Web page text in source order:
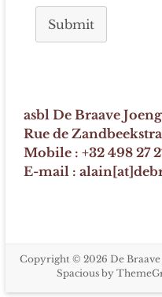
Submit
asbl De Braave
Rue de
Mobile : +32 498 27
E-mail :
Copyright © 2026 De Braave
Spacious by